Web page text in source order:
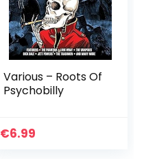
Various – Roots Of
Psychobilly
€6.99